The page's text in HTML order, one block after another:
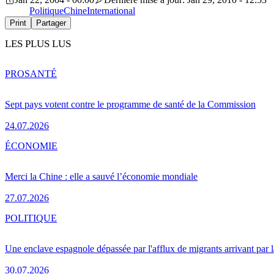
PolitiqueChineInternational
Print Partager
LES PLUS LUS
Sept pays votent contre le programme de santé de la Commission
24.07.2026
PROSANTÉ
Merci la Chine : elle a sauvé l’économie mondiale
27.07.2026
ÉCONOMIE
Une enclave espagnole dépassée par l'afflux de migrants arrivant par
30.07.2026
POLITIQUE